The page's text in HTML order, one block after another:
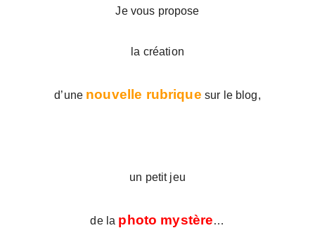
Je vous propose
la création
d’une nouvelle rubrique sur le blog,
un petit jeu
de la photo mystère…